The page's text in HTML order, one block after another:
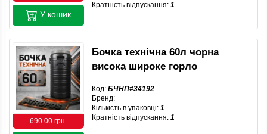
Кратність відпускання: 1
У кошик
690.00 грн.
Бочка технічна 60л чорна
висока широке горло
Код: БЧНП#34192
Бренд:
Кількість в упаковці: 1
Кратність відпускання: 1